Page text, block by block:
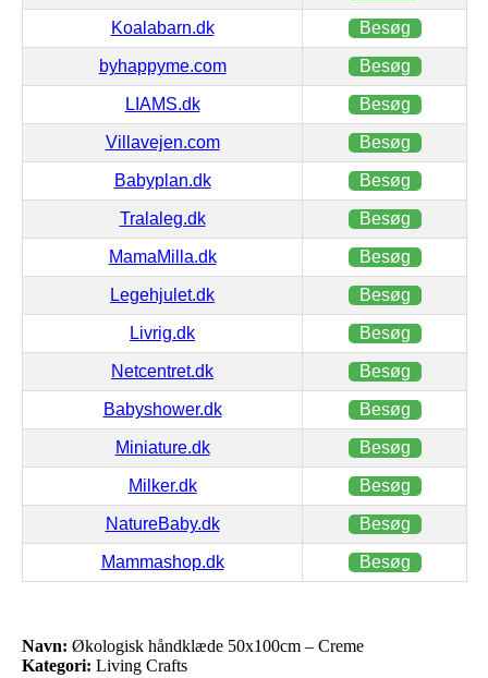
Koalabarn.dk Besøg
byhappyme.com Besøg
LIAMS.dk Besøg
Villavejen.com Besøg
Babyplan.dk Besøg
Tralaleg.dk Besøg
MamaMilla.dk Besøg
Legehjulet.dk Besøg
Livrig.dk Besøg
Netcentret.dk Besøg
Babyshower.dk Besøg
Miniature.dk Besøg
Milker.dk Besøg
NatureBaby.dk Besøg
Mammashop.dk Besøg
Navn: Økologisk håndklæde 50x100cm – Creme
Kategori: Living Crafts